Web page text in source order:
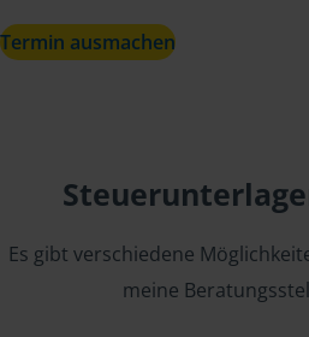
Termin ausmachen
Es gibt verschiedene
meine